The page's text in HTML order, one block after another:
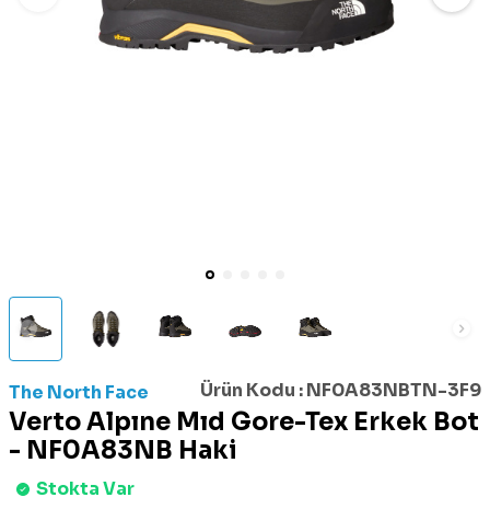
The North Face Ürün Kodu :NF0A83NBTN-3F9
Verto Alpıne Mıd Gore-Tex Erkek Bot
- NF0A83NB Haki
Stokta Var